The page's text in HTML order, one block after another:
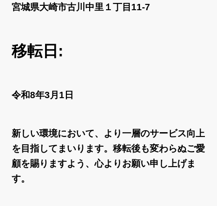
宮城県大崎市古川中里１丁目11-7
移転日:
令和8年3月1日
新しい環境において、より一層のサービス向上
を目指してまいります。移転後も変わらぬご愛
顧を賜りますよう、心よりお願い申し上げま
す。